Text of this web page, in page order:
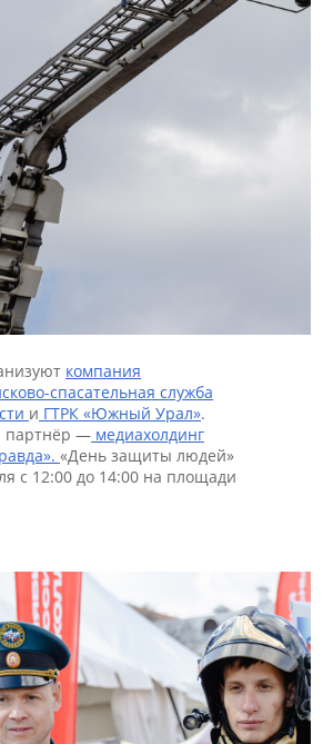
компания
спасательная служба
и ГТРК «Южный Урал».
партнёр — медиахолдинг
«День защиты людей»
с 12:00 до 14:00 на площади